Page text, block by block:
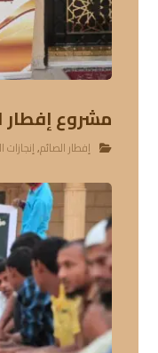
مشروع إفطار
إفطار الصائم,